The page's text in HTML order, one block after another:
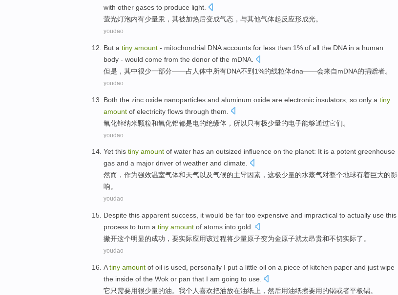
with other gases to produce light
萤光灯泡内有少量汞 ，其被加热后变成气态 ， 与其他气体起反应形成光。
youdao
But a tiny amount - mitochondrial DNA accounts for less than 1% of all the DNA in a human
body - would come from the donor of the mDNA
但是 ，其中很少一部分——占 人体中所有DNA不到 1%的线粒体dna——会来自mDNA的捐赠者。
youdao
Both the zinc oxide nanoparticles and aluminum oxide are electronic insulators so only a tiny
amount of electricity flows through them
氧化锌纳米颗粒和氧化铝都是电的绝缘体 ， 所以 只有极少量的电子能够通过它们。
youdao
Yet this tiny amount of water has an outsized influence on the planet: It is a potent greenhouse
gas and a major driver of weather and climate.
然而 ， 作为强效温室气体和天气以及气候的主导因素， 这极少量的水蒸气对整个地球有着巨大的影
响。
youdao
Despite this apparent success , it would be far too expensive and impractical to actually use this
process to turn a tiny amount of atoms into gold
撇开这个明显的成功 ， 要实际应用该过程将少量原子变为金原子就太昂贵和不切实际了。
youdao
Atiny amount of oil is used personally I put a little oil on a piece of kitchen paper and just wipe
the inside of the Wok or pan that I am going to use
它只需要用很少量的油。 我个人喜欢把油放在油纸上， 然后用油纸擦要用的锅或者平板锅。